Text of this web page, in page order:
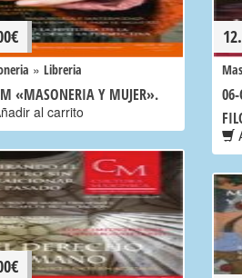
€
» Libreria
«MASONERIA Y MUJER».
al carrito
€